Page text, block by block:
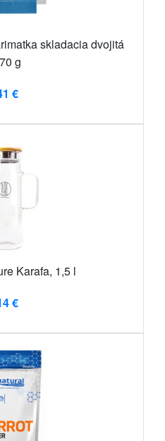
skladacia dvojitá
g
€
Karafa, 1,5 l
€